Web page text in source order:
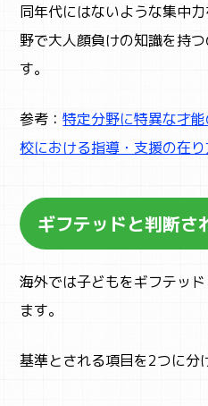
同年代にはないような集中
野で大人顔負けの知識を持
す。
参考：特定分野に特異な才
校における指導・支援の在
ギフテッドと判断さ
海外では子どもをギフテッ
ます。
基準とされる項目を2つに分